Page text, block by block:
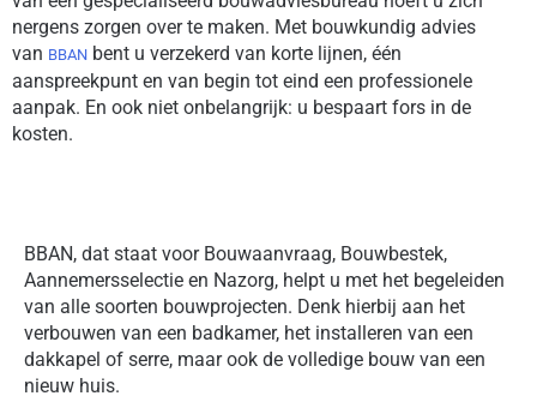
nergens zorgen over te maken. Met bouwkundig advies
van BBAN bent u verzekerd van korte lijnen, één
aanspreekpunt en van begin tot eind een professionele
aanpak. En ook niet onbelangrijk: u bespaart fors in de
kosten.
BBAN, dat staat voor Bouwaanvraag, Bouwbestek,
Aannemersselectie en Nazorg, helpt u met het begeleiden
van alle soorten bouwprojecten. Denk hierbij aan het
verbouwen van een badkamer, het installeren van een
dakkapel of serre, maar ook de volledige bouw van een
nieuw huis.